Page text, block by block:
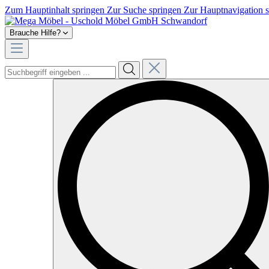
Zum Hauptinhalt springen Zur Suche springen Zur Hauptnavigation
Brauche Hilfe?